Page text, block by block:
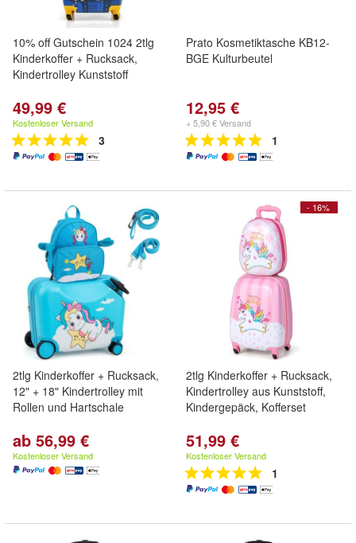
10% off Gutschein 1024 2tlg
Kinderkoffer + Rucksack,
Kindertrolley Kunststoff
49,99 €
Kostenloser Versand
3
Prato Kosmetiktasche KB12-
BGE Kulturbeutel
12,95 €
+ 5,90 € Versand
1
2tlg Kinderkoffer + Rucksack,
12" + 18" Kindertrolley mit
Rollen und Hartschale
ab 56,99 €
Kostenloser Versand
- 16%
2tlg Kinderkoffer + Rucksack,
Kindertrolley aus Kunststoff,
Kindergepäck, Kofferset
51,99 €
Kostenloser Versand
1